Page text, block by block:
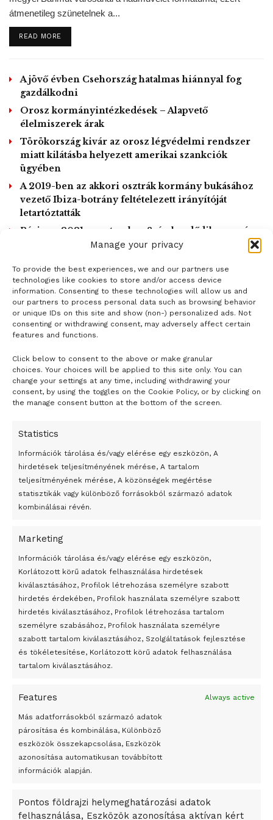
Manage your privacy
To provide the best experiences, we and our partners use
technologies like cookies to store and/or access device
information. Consenting to these technologies will allow us and
our partners to process personal data such as browsing behavior
or unique IDs on this site and show (non-) personalized ads. Not
consenting or withdrawing consent, may adversely affect certain
features and functions.
Click below to consent to the above or make granular
choices. Your choices will be applied to this site only. You can
change your settings at any time, including withdrawing your
consent, by using the toggles on the Cookie Policy, or by clicking on
the manage consent button at the bottom of the screen.
Statistics
Információk tárolása és/vagy elérése egy eszközön, A
hirdetések teljesítményének mérése, A tartalom
teljesítményének mérése, A közönségek megértése
statisztikák vagy különböző forrásokból származó adatok
kombinálásai révén.
Marketing
Információk tárolása és/vagy elérése egy eszközön,
Korlátozott körű adatok felhasználása hirdetések
kiválasztásához, Profilok létrehozása személyre szabott
hirdetés érdekében, Profilok használata személyre szabott
hirdetés kiválasztásához, Profilok létrehozása tartalom
személyre szabásához, Profilok használata személyre
szabott tartalom kiválasztásához, Szolgáltatások fejlesztése
és tökéletesítése, Korlátozott körű adatok felhasználása
tartalom kiválasztásához.
Features Always active
Más adatforrásokból származó adatok
párosítása és kombinálása, Különböző
eszközök összekapcsolása, Eszközök
azonosítása automatikusan továbbított
információk alapján.
Pontos földrajzi helymeghatározási adatok
felhasználása, Eszközök azonosítása aktívan kért
#COVID19 LATEST: Half a billion
people could be pushed into
N9I
pic.twitter.com/CZM0xTTclG
— Oxfam International
(@Oxfam)
enable this content
KL/MTI – Kiemelt képen: Katonák ételt osztanak azoknak a
szegénynegyedekben élő lakosoknak, akik nem tudnak
dolgozni a koronavírus-járvány miatt elrendelt kijárási
tilalom idején Buenos Aires-ben 2020. március 25-én.
Tags: Egyesült Királyság járvány Oxfam szegénység
Világgazdaság
átmenetileg szünetelnek a...
READ MOREDETAILS
A jövő évben Csehország hatalmas hiánnyal fog
gazdálkodni
Orosz kormányintézkedések – Alapvető
élelmiszerek árak
Törökország kivár az orosz légvédelmi rendszer
miatt kilátásba helyezett amerikai szankciók
ügyében
A 2019-ben az akkori osztrák kormány bukásához
vezető Ibiza-botrány feltételezett irányítóját
letartóztatták
Párizs – 2021. szeptember 8-án kezdődik a per és
2022 március végéig tart
LOAD MORE
- H I R D E T É S -
Átmenetileg szünetelnek az összecsapások Bahmutnál
Egy vagyonért adták el Banksy művét miután elégették.
Az 1950-ben elhunyt alkotók művei szabadon
felhasználhatóvá válnak
Peking – A visegrádi országok zsidó kulturális örökségét
bemutató fotókiállítás nyílt
Megveszi az osztrák Wienerberger az amerikai Meridian
Bricket
A Startup Campus egyetemi programjainak legjobbjai az
A Ringo Starr új albummal jelentkezik